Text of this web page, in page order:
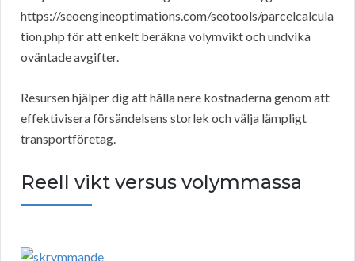
https://seoengineoptimations.com/seotools/parcelcalcula
tion.php för att enkelt beräkna volymvikt och undvika
oväntade avgifter.
Resursen hjälper dig att hålla nere kostnaderna genom att
effektivisera försändelsens storlek och välja lämpligt
transportföretag.
Reell vikt versus volymmassa